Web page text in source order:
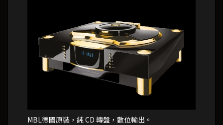
MBL德國原裝，純 CD 轉盤，數位輸出。